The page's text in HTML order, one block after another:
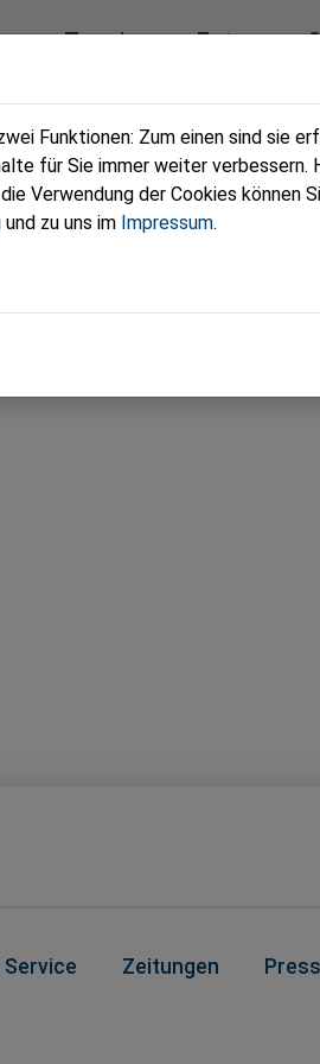
Termine Fotos
Enzersdorf
Service Zeitungen
Funktionen: Zum einen sind sie
für Sie immer weiter
Verwendung der Cookies
und zu uns im Impressum.